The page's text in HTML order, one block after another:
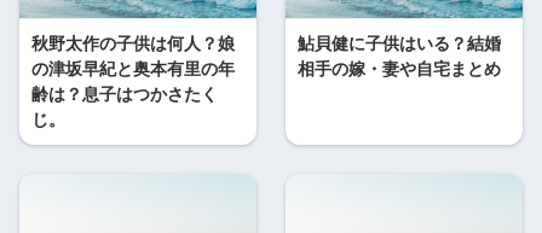
秋野太作の子供は何人？娘
の津坂早紀と奥本有里の年
齢は？息子はつかさたく
じ。
鮎貝健に子供はいる？結婚
相手の嫁・妻や自宅まとめ